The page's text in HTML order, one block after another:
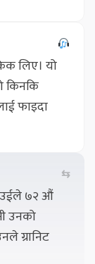
लिए। यो
किनकि
फाइदा
⇆
७२ औं
उनको
ग्रानिट